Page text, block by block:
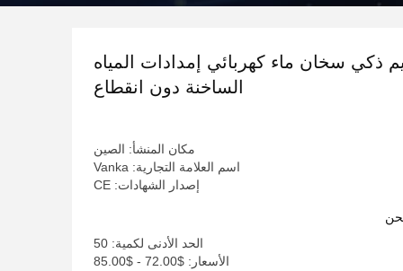
ذكي سخان ماء كهربائي إمدادات المياه
الساخنة دون انقطاع
مكان المنشأ: الصين
اسم العلامة التجارية: Vanka
إصدار الشهادات: CE
الحد الأدنى لكمية: 50
الأسعار: $72.00 - $85.00